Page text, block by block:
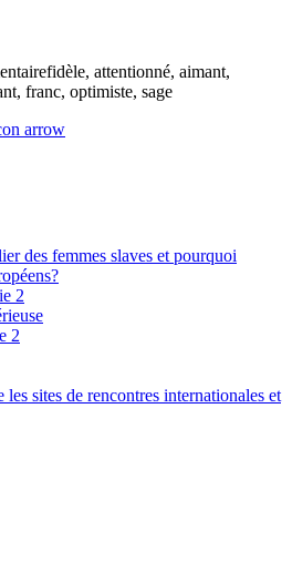
fidèle, attentionné, aimant,
franc, optimiste, sage
des femmes slaves et pourquoi
2
2
sites de rencontres internationales et